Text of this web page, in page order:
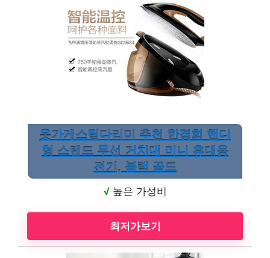
옷가게스팀다리미 추천 한경희 핸디
형 스탠드 무선 거치대 미니 휴대용
전기, 블랙 골드
√ 높은 가성비
최저가보기